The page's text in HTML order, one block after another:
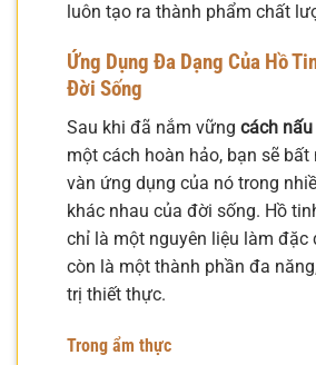
luôn tạo ra thành phẩm chất
Ứng Dụng Đa Dạng Của Hồ
Đời Sống
Sau khi đã nắm vững cách
một cách hoàn hảo, bạn sẽ
vàn ứng dụng của nó trong
khác nhau của đời sống. Hồ
chỉ là một nguyên liệu làm đặc
còn là một thành phần đa
trị thiết thực.
Trong ẩm thực